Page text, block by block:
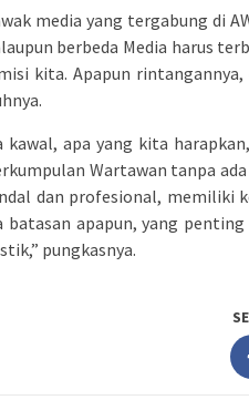
media yang tergabung di
berbeda Media harus
kita. Apapun
apa yang kita
Wartawan tanpa
dan profesional, memiliki
apapun, yang penting
pungkasnya.